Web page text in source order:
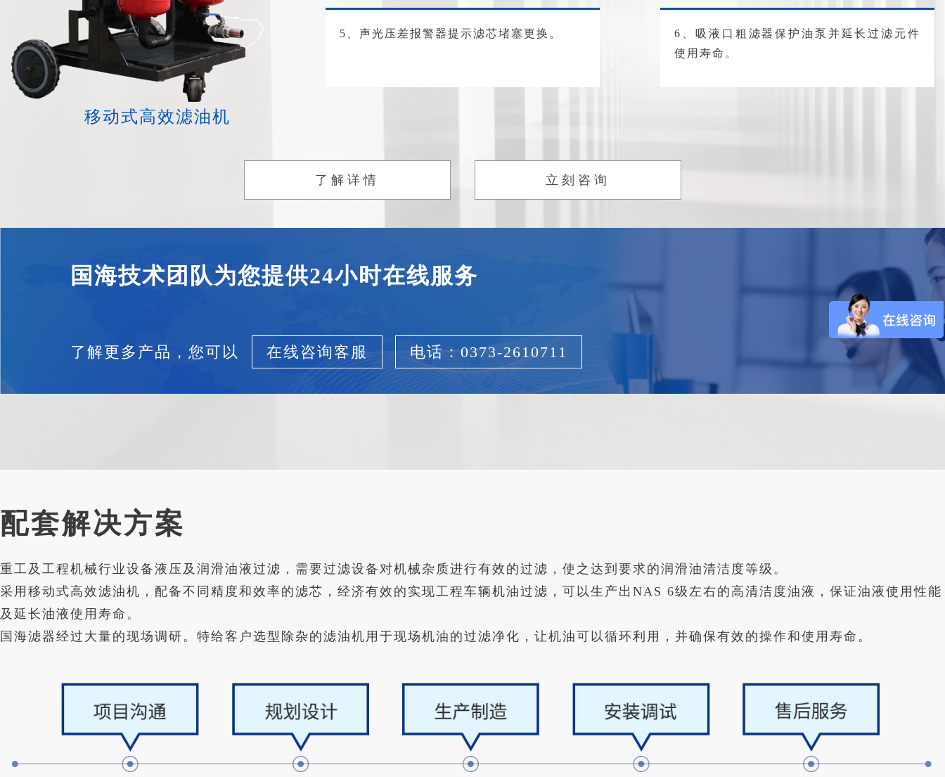
移动式高效滤油机
5、声光压差报警器提示滤芯堵塞更换。
6、吸液口粗滤器保护油泵并延长过滤元件
使用寿命。
了解详情 立刻咨询
国海技术团队为您提供24小时在线服务
了解更多产品，您可以 在线咨询客服 电话：0373-2610711
配套解决方案
重工及工程机械行业设备液压及润滑油液过滤，需要过滤设备对机械杂质进行有效的过滤，使之达到要求的润滑油清洁度等级。
采用移动式高效滤油机，配备不同精度和效率的滤芯，经济有效的实现工程车辆机油过滤，可以生产出NAS 6级左右的高清洁度油液，保证油液使用性能
及延长油液使用寿命。
国海滤器经过大量的现场调研。特给客户选型除杂的滤油机用于现场机油的过滤净化，让机油可以循环利用，并确保有效的操作和使用寿命。